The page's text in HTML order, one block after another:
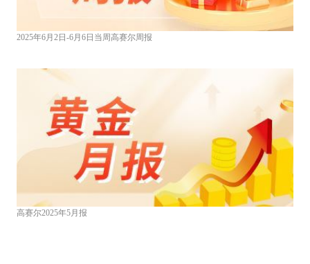
2025年6月2日-6月6日当周高赛尔周报
高赛尔2025年5月报